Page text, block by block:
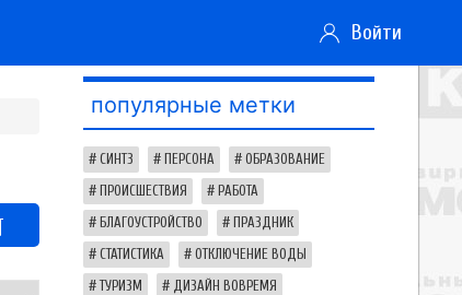
Войти
популярные метки
СИНТЗ ПЕРСОНА ОБРАЗОВАНИЕ
ПРОИСШЕСТВИЯ РАБОТА
БЛАГОУСТРОЙСТВО ПРАЗДНИК
СТАТИСТИКА ОТКЛЮЧЕНИЕ ВОДЫ
ТУРИЗМ ДИЗАЙН ВОВРЕМЯ